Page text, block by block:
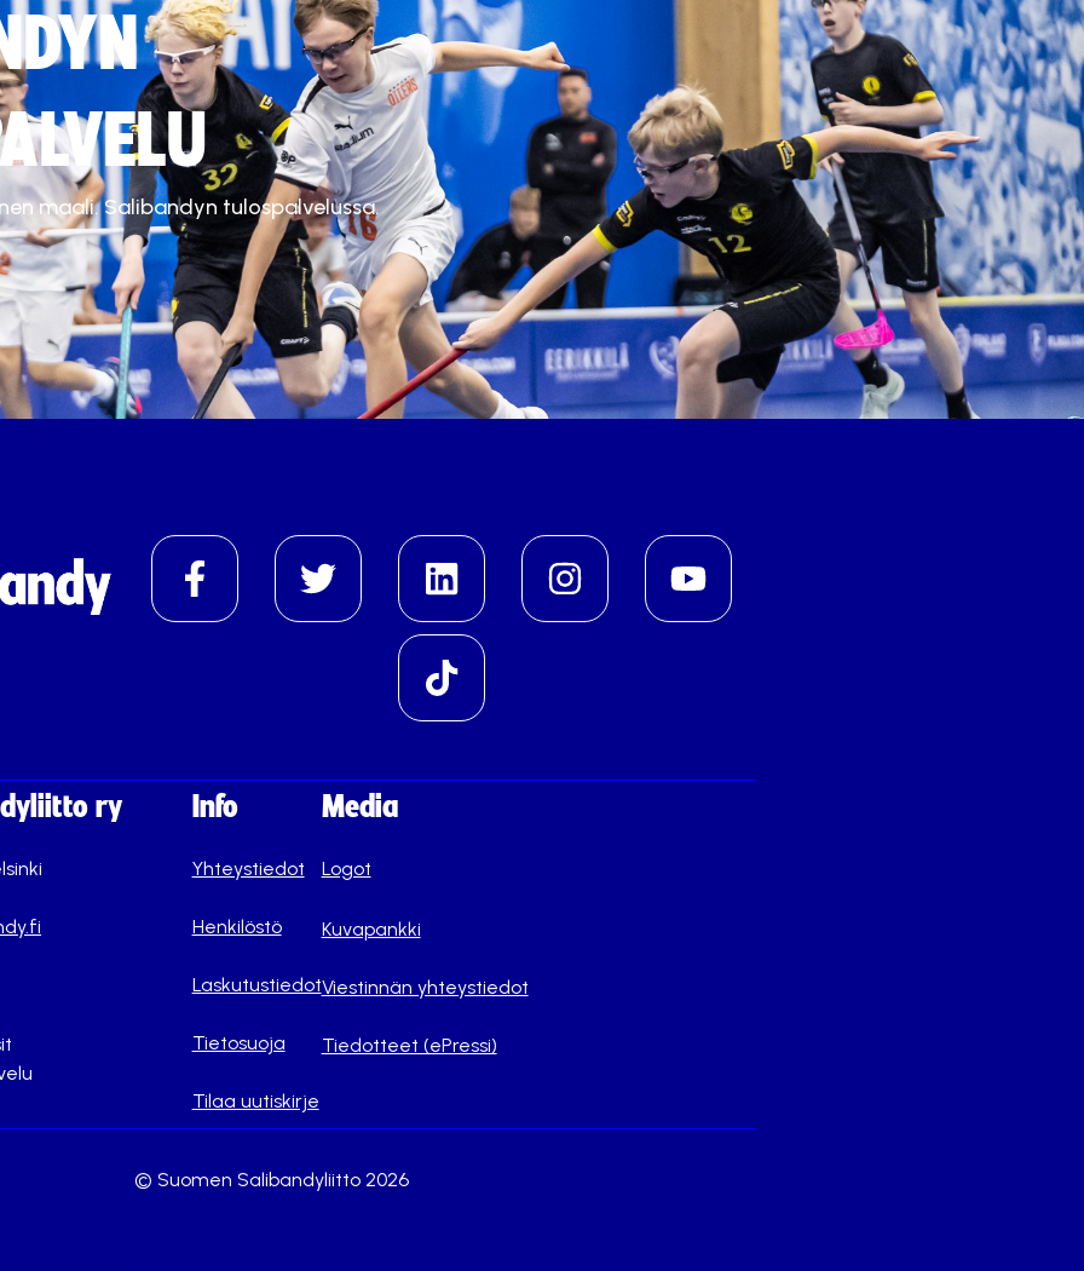
maali. Salibandyn tulospalvelussa.
ry Info
Yhteystiedot
Henkilöstö
Laskutustiedot
Tietosuoja
Tilaa uutiskirje
Media
Logot
Kuvapankki
Viestinnän yhteystiedot
Tiedotteet (ePressi)
© Suomen Salibandyliitto 2026